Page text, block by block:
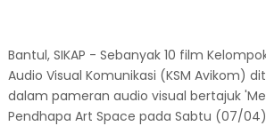
Bantul, SIKAP - Sebanyak 10 film
Audio Visual Komunikasi (KSM Avikom)
dalam pameran audio visual bertajuk
Pendhapa Art Space pada Sabtu (07/